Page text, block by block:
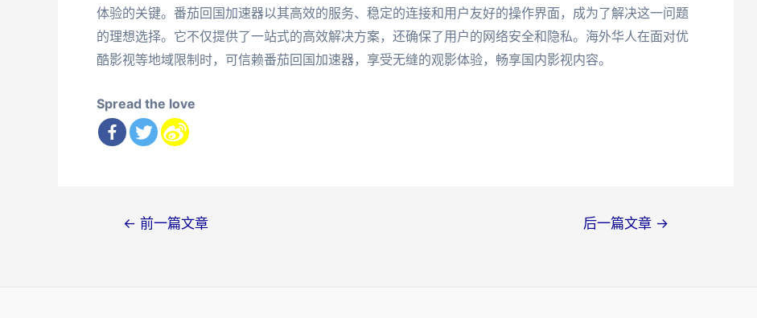
体验的关键。番茄回国加速器以其高效的服务、稳定的连接和用户友好的操作界面，成为了解决这一问题
的理想选择。它不仅提供了一站式的高效解决方案，还确保了用户的网络安全和隐私。海外华人在面对优
酷影视等地域限制时，可信赖番茄回国加速器，享受无缝的观影体验，畅享国内影视内容。
Spread the love
← 前一篇文章 后一篇文章 →